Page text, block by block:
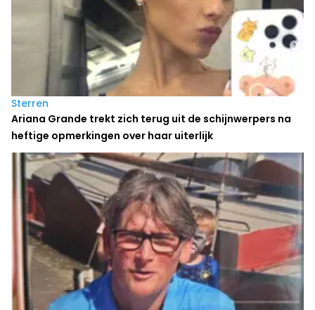
Sterren
Ariana Grande trekt zich terug uit de schijnwerpers na
heftige opmerkingen over haar uiterlijk